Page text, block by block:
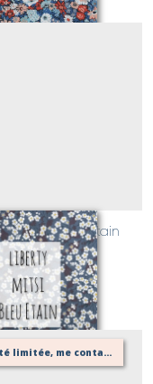
mitsi bleu étain
(CLASSIQUE)
Sur demande
quantité limitée, me contacter pour vérifier possibilité de votre confection